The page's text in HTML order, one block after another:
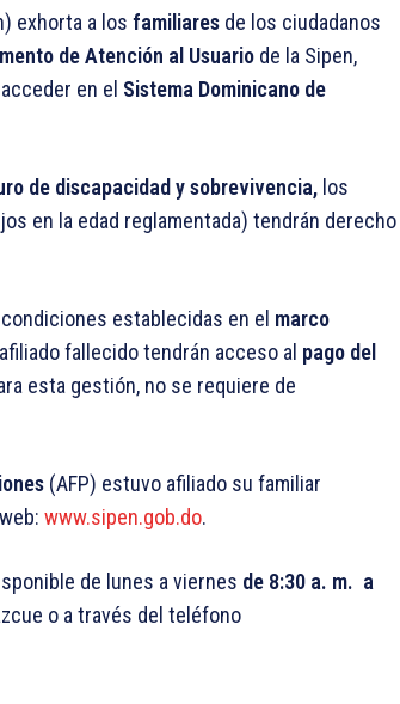
exhorta a los familiares de los ciudadanos
de Atención al Usuario de la Sipen,
en el Sistema Dominicano de
de discapacidad y sobrevivencia, los
en la edad reglamentada) tendrán derecho
establecidas en el marco
fallecido tendrán acceso al pago del
esta gestión, no se requiere de
(AFP) estuvo afiliado su familiar
www.sipen.gob.do.
de lunes a viernes de 8:30 a. m. a
o a través del teléfono